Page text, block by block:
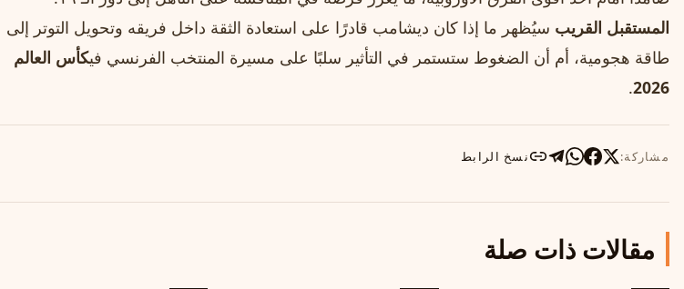
المستقبل القريب سيُظهر ما إذا كان ديشامب قادرًا على استعادة الثقة داخل فريقه وتحويل التوتر إلى
طاقة هجومية، أم أن الضغوط ستستمر في التأثير سلبًا على مسيرة المنتخب الفرنسي فيكأس العالم
2026
.
مشاركة: نسخ الرابط
مقالات ذات صلة